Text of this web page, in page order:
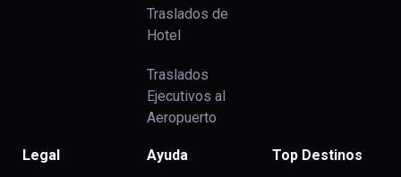
Traslados de
Hotel
Traslados
Ejecutivos al
Aeropuerto
Legal Ayuda Top Destinos